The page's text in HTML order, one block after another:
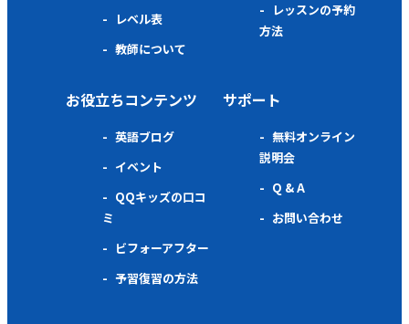
レベル表
教師について
レッスンの予約
方法
お役立ちコンテンツ
英語ブログ
イベント
QQキッズの口コ
ミ
ビフォーアフター
予習復習の方法
サポート
無料オンライン
説明会
Q & A
お問い合わせ